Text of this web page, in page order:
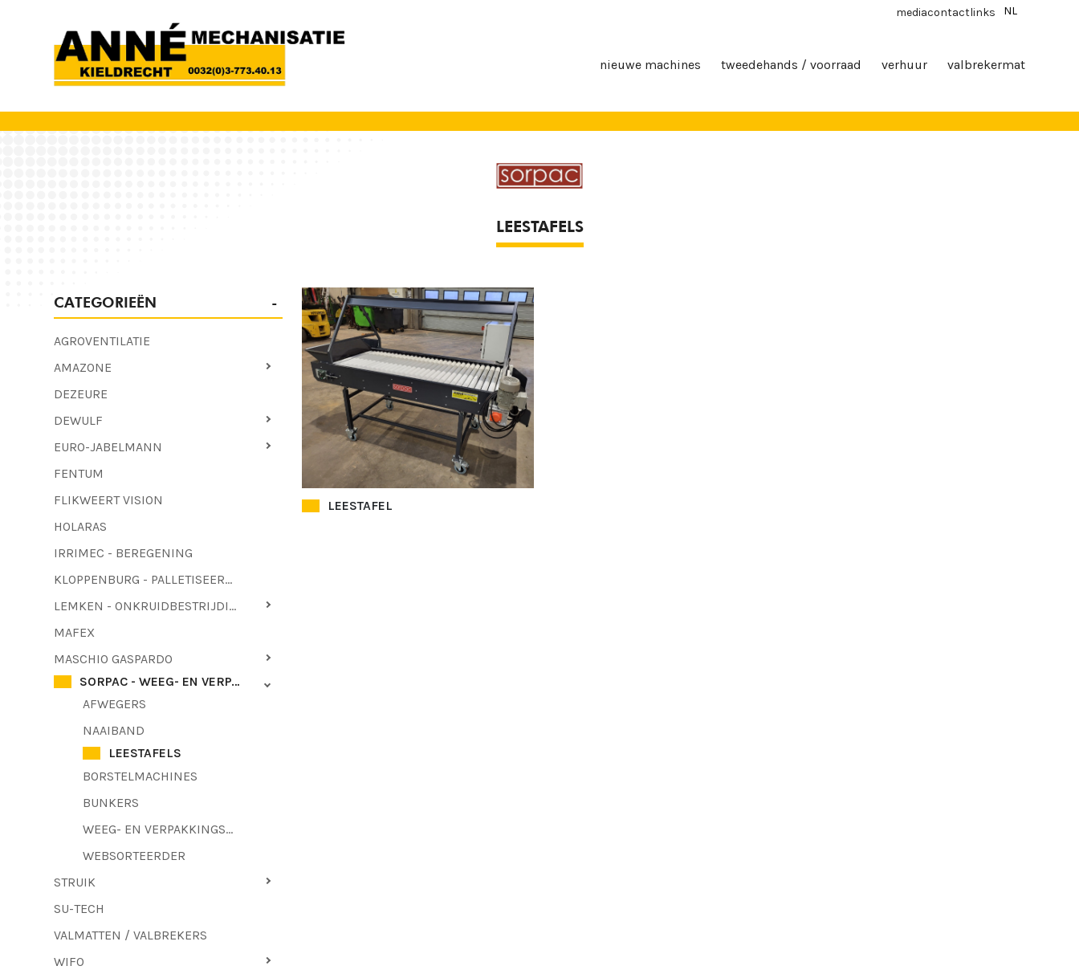
mediacontactlinks NL
nieuwe machines tweedehands / voorraad verhuur valbrekermat
LEESTAFELS
CATEGORIEËN
AGROVENTILATIE
AMAZONE
DEZEURE
DEWULF
EURO-JABELMANN
FENTUM
FLIKWEERT VISION
HOLARAS
IRRIMEC - BEREGENING
KLOPPENBURG - PALLETISEERMACHINES - LOOFTREKKERS
LEMKEN - ONKRUIDBESTRIJDING
MAFEX
MASCHIO GASPARDO
SORPAC - WEEG- EN VERPAKKINGSTECHNIEK
AFWEGERS
NAAIBAND
LEESTAFELS
BORSTELMACHINES
BUNKERS
WEEG- EN VERPAKKINGSMACHINES
WEBSORTEERDER
STRUIK
SU-TECH
VALMATTEN / VALBREKERS
WIFO
LEESTAFEL